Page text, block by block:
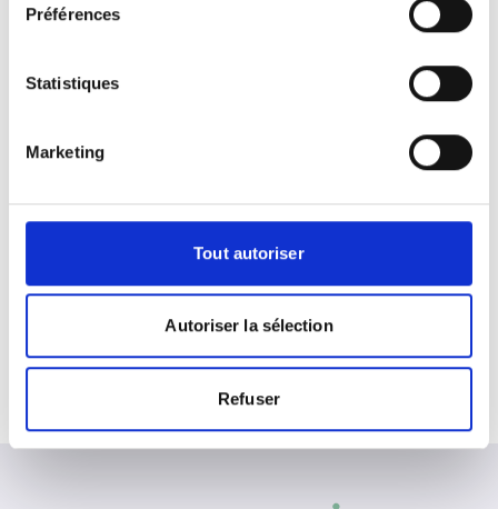
Préférences
Statistiques
Marketing
Tout autoriser
Autoriser la sélection
Refuser
Leaflet |©OpenStreetMap